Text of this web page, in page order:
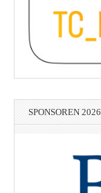
SPONSOREN 2026